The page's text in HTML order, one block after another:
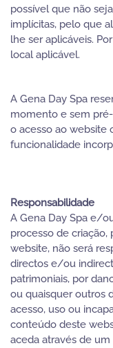
possível que não
implícitas, pelo que
lhe ser aplicáveis.
local aplicável.
A Gena Day Spa
momento e sem
o acesso ao website
funcionalidade
Responsabilidade
A Gena Day Spa e/
processo de
website, não será
directos e/ou
patrimoniais, por
ou quaisquer outros
acesso, uso ou
conteúdo deste
aceda através de